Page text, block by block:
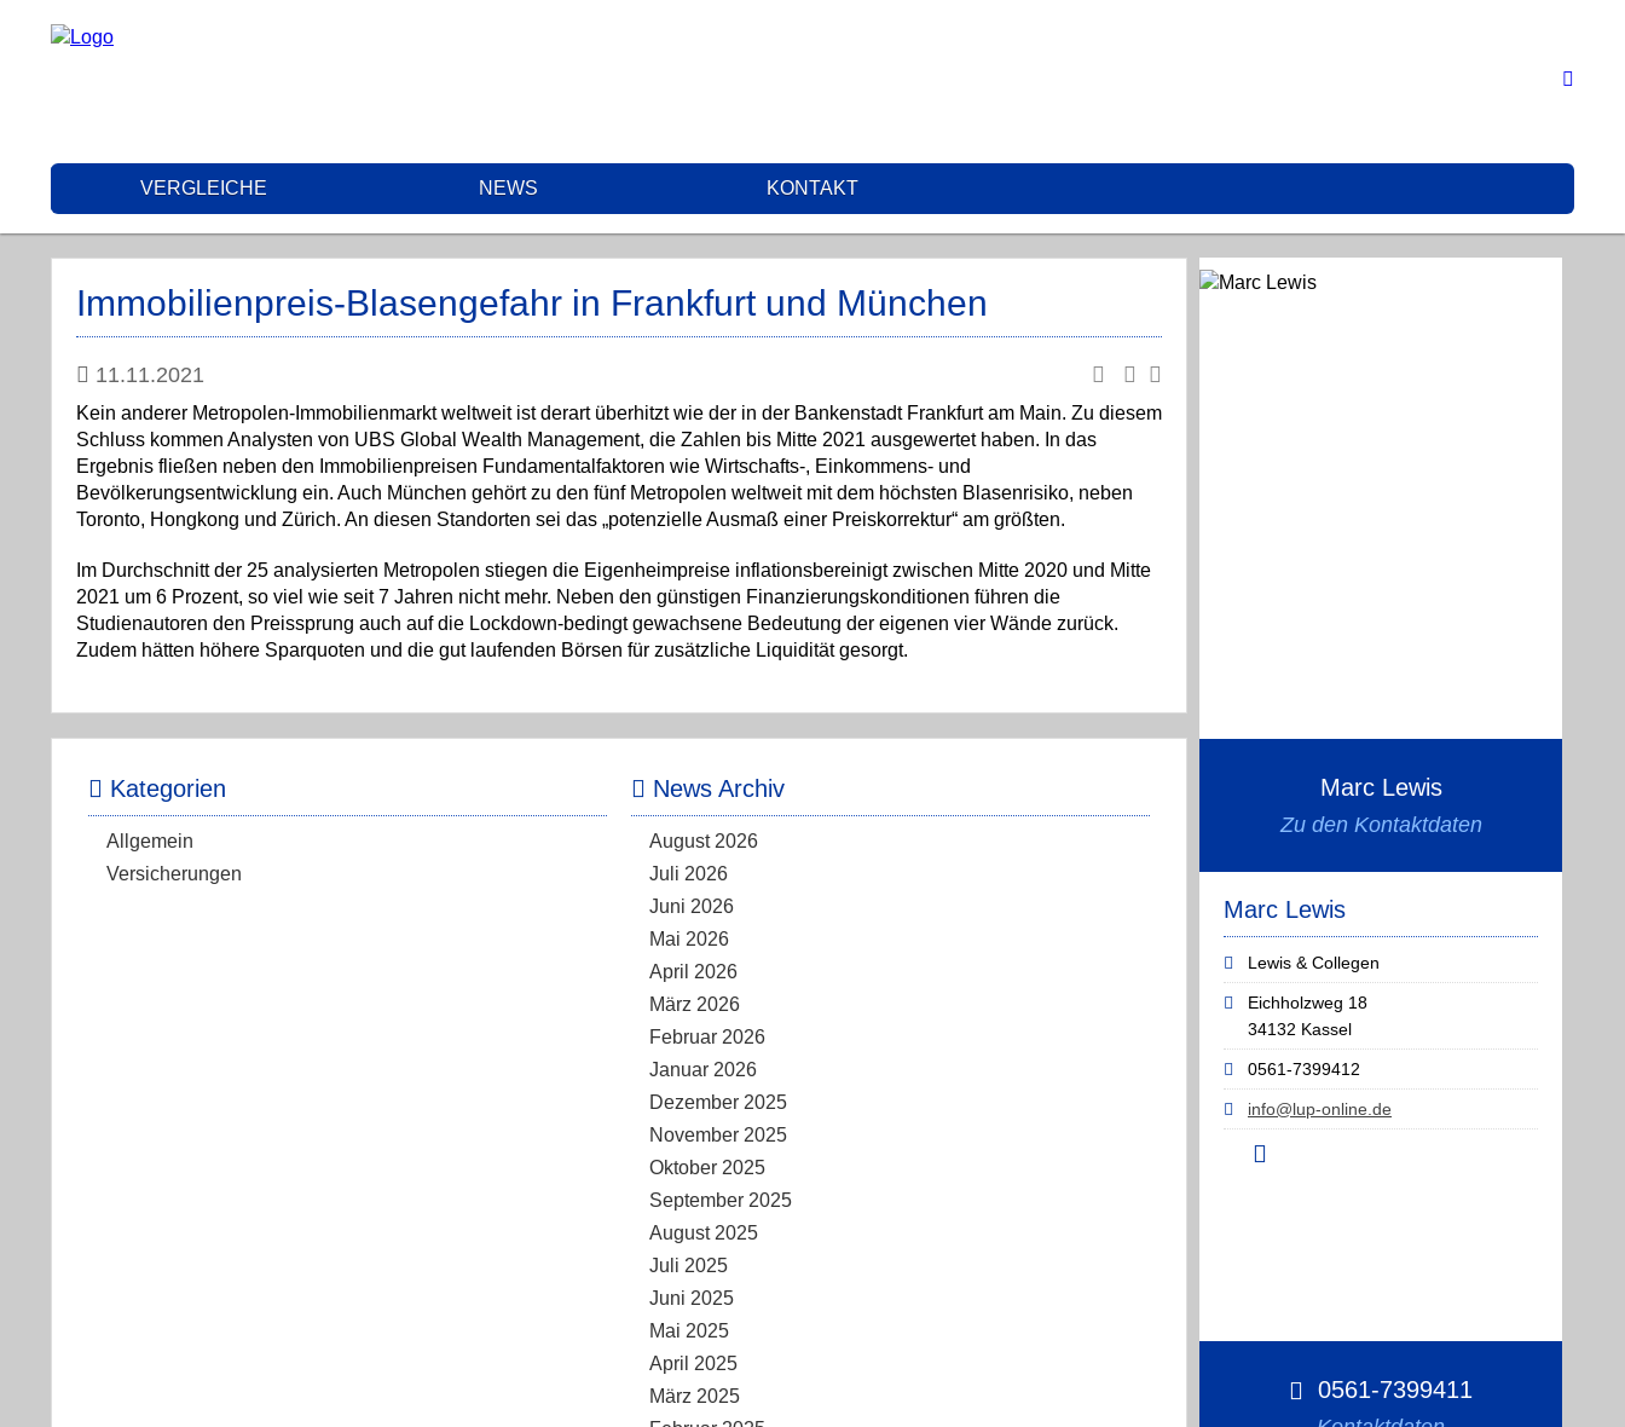
VERGLEICHE NEWS KONTAKT
Marc Lewis
Zu den Kontaktdaten
Marc Lewis
Lewis & Collegen
Eichholzweg 18
34132 Kassel
0561-7399412
info@lup-online.de
0561-7399411
Immobilienpreis-Blasengefahr in Frankfurt und München
11.11.2021
Kein anderer Metropolen-Immobilienmarkt weltweit ist derart überhitzt wie der in der Bankenstadt Frankfurt am Main. Zu diesem
Schluss kommen Analysten von UBS Global Wealth Management, die Zahlen bis Mitte 2021 ausgewertet haben. In das
Ergebnis fließen neben den Immobilienpreisen Fundamentalfaktoren wie Wirtschafts-, Einkommens- und
Bevölkerungsentwicklung ein. Auch München gehört zu den fünf Metropolen weltweit mit dem höchsten Blasenrisiko, neben
Toronto, Hongkong und Zürich. An diesen Standorten sei das „potenzielle Ausmaß einer Preiskorrektur“ am größten.
Im Durchschnitt der 25 analysierten Metropolen stiegen die Eigenheimpreise inflationsbereinigt zwischen Mitte 2020 und Mitte
2021 um 6 Prozent, so viel wie seit 7 Jahren nicht mehr. Neben den günstigen Finanzierungskonditionen führen die
Studienautoren den Preissprung auch auf die Lockdown-bedingt gewachsene Bedeutung der eigenen vier Wände zurück.
Zudem hätten höhere Sparquoten und die gut laufenden Börsen für zusätzliche Liquidität gesorgt.
Kategorien
Allgemein
Versicherungen
News Archiv
August 2026
Juli 2026
Juni 2026
Mai 2026
April 2026
März 2026
Februar 2026
Januar 2026
Dezember 2025
November 2025
Oktober 2025
September 2025
August 2025
Juli 2025
Juni 2025
Mai 2025
April 2025
März 2025